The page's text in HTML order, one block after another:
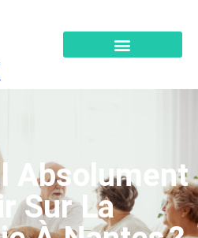
Absolument
Sur La